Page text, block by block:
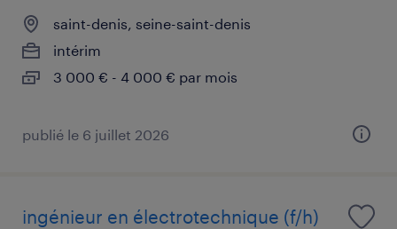
saint-denis, seine-saint-denis
intérim
3 000 € - 4 000 € par mois
publié le 6 juillet 2026
ingénieur en électrotechnique (f/h)